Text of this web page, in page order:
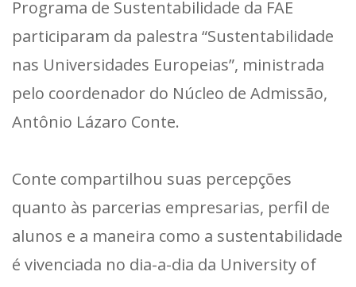
Programa de Sustentabilidade da FAE
participaram da palestra “Sustentabilidade
nas Universidades Europeias”, ministrada
pelo coordenador do Núcleo de Admissão,
Antônio Lázaro Conte.
Conte compartilhou suas percepções
quanto às parcerias empresarias, perfil de
alunos e a maneira como a sustentabilidade
é vivenciada no dia-a-dia da University of